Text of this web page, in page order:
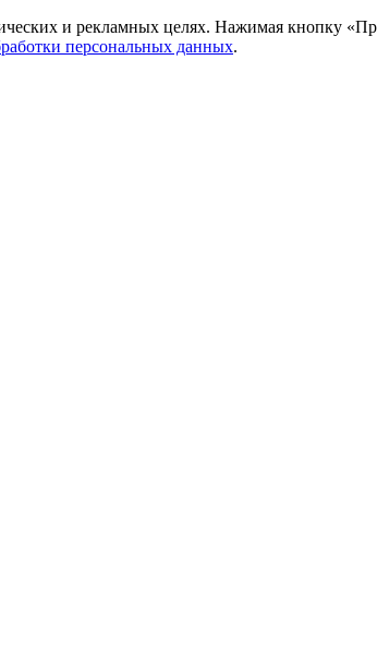
и рекламных целях. Нажимая кнопку
персональных данных.